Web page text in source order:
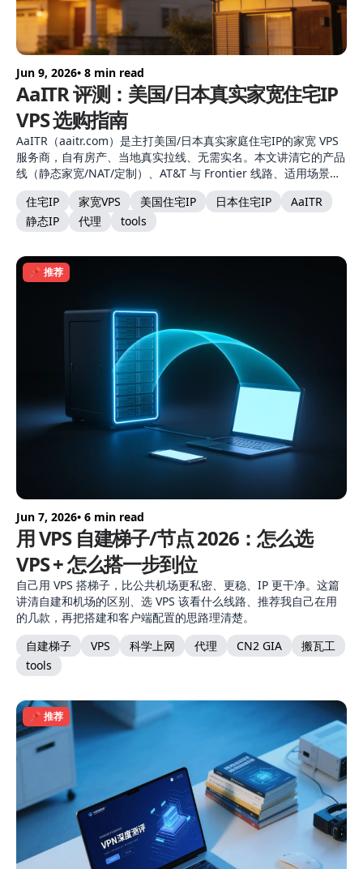
Jun 9, 2026• 8 min read
AaITR 评测：美国/日本真实家宽住宅IP
VPS 选购指南
AaITR（aaitr.com）是主打美国/日本真实家庭住宅IP的家宽 VPS
服务商，自有房产、当地真实拉线、无需实名。本文讲清它的产品
线（静态家宽/NAT/定制）、AT&T 与 Frontier 线路、适用场景，
以及它"不保证 IP 纯净度"的真实定位。
住宅IP 家宽VPS 美国住宅IP 日本住宅IP
AaITR
静态IP
代理 tools
📌 推荐
Jun 7, 2026• 6 min read
用 VPS 自建梯子/节点 2026：怎么选
VPS + 怎么搭一步到位
自己用 VPS 搭梯子，比公共机场更私密、更稳、IP 更干净。这篇
讲清自建和机场的区别、选 VPS 该看什么线路、推荐我自己在用
的几款，再把搭建和客户端配置的思路理清楚。
自建梯子
VPS 科学上网 代理 CN2 GIA
搬瓦工
tools
📌 推荐